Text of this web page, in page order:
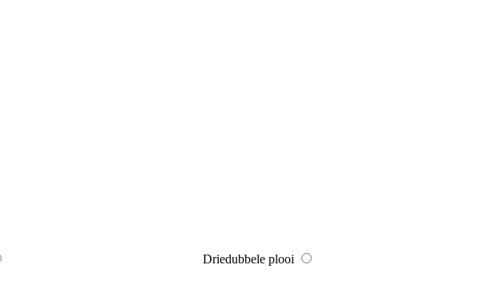
Driedubbele plooi